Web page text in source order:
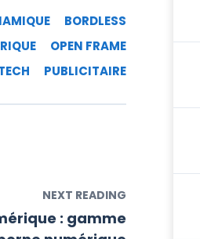
BORDLESS
OPEN FRAME
PUBLICITAIRE
NEXT READING
: gamme